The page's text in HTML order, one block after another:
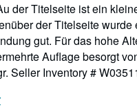
der Titelseite ist ein
der Titelseite wurde
gut. Für das hohe
Auflage besorgt
Seller Inventory #